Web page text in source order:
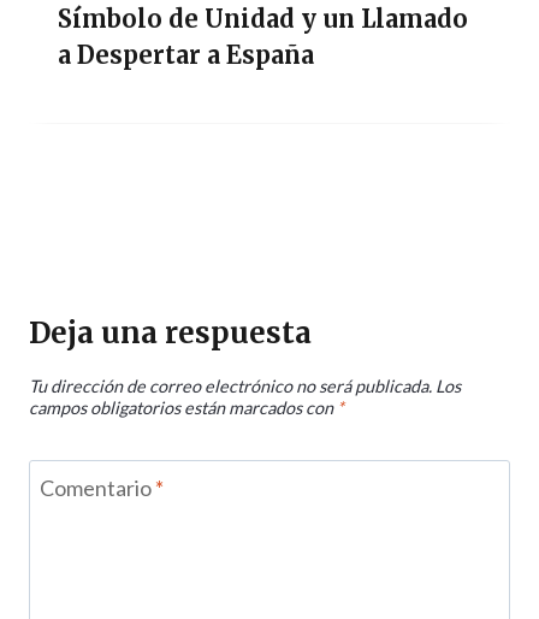
Símbolo de Unidad y un Llamado
a Despertar a España
Deja una respuesta
Tu dirección de correo electrónico no será publicada. Los
campos obligatorios están marcados con *
Comentario*